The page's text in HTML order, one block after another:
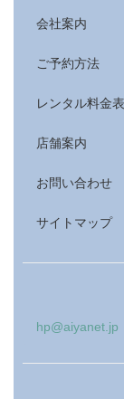
会社案内
ご予約方法
レンタル料金表
店舗案内
お問い合わせ
サイトマップ
hp@aiyanet.jp